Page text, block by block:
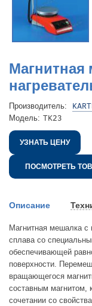
Магнитная
Производитель:
Модель: TK23
УЗНАТЬ ЦЕНУ
ПОСМОТРЕТЬ
Описание
Магнитная мешалка с
сплава со
обеспечивающей
поверхности.
вращающегося
составным магнитом,
сочетании со